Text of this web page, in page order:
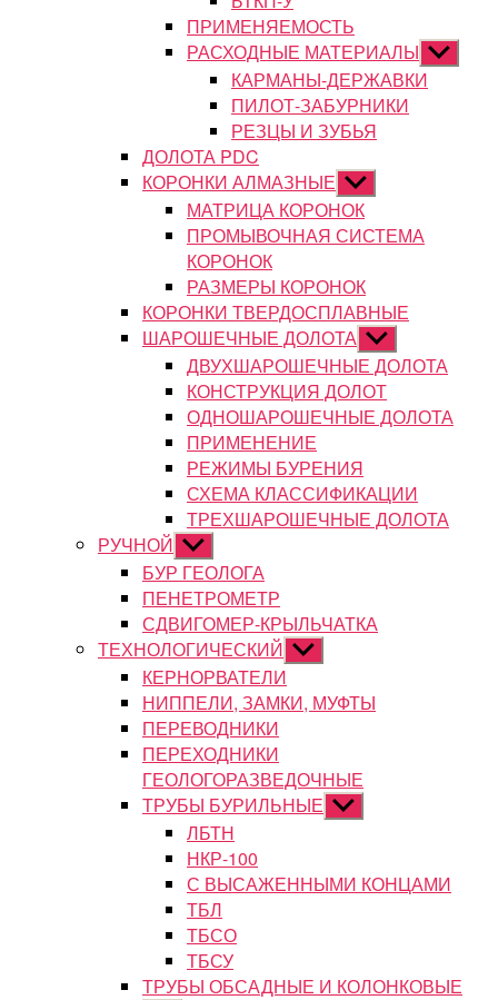
ПРИМЕНЯЕМОСТЬ
РАСХОДНЫЕ МАТЕРИАЛЫ
подменю
КАРМАНЫ-ДЕРЖАВКИ
ПИЛОТ-ЗАБУРНИКИ
РЕЗЦЫ И ЗУБЬЯ
ДОЛОТА PDC
КОРОНКИ АЛМАЗНЫЕ Показывать
подменю
МАТРИЦА КОРОНОК
ПРОМЫВОЧНАЯ СИСТЕМА
КОРОНОК
РАЗМЕРЫ КОРОНОК
КОРОНКИ ТВЕРДОСПЛАВНЫЕ
ШАРОШЕЧНЫЕ ДОЛОТА Показывать
подменю
ДВУХШАРОШЕЧНЫЕ ДОЛОТА
КОНСТРУКЦИЯ ДОЛОТ
ОДНОШАРОШЕЧНЫЕ ДОЛОТА
ПРИМЕНЕНИЕ
РЕЖИМЫ БУРЕНИЯ
СХЕМА КЛАССИФИКАЦИИ
ТРЕХШАРОШЕЧНЫЕ ДОЛОТА
РУЧНОЙ Показывать
подменю
БУР ГЕОЛОГА
ПЕНЕТРОМЕТР
СДВИГОМЕР-КРЫЛЬЧАТКА
ТЕХНОЛОГИЧЕСКИЙ Показывать
подменю
КЕРНОРВАТЕЛИ
НИППЕЛИ, ЗАМКИ, МУФТЫ
ПЕРЕВОДНИКИ
ПЕРЕХОДНИКИ
ГЕОЛОГОРАЗВЕДОЧНЫЕ
ТРУБЫ БУРИЛЬНЫЕ Показывать
подменю
ЛБТН
НКР-100
С ВЫСАЖЕННЫМИ КОНЦАМИ
ТБЛ
ТБСО
ТБСУ
ТРУБЫ ОБСАДНЫЕ И КОЛОНКОВЫЕ